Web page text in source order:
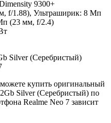
9300+
f/1.88), Ультраширик: 8 Мп
(23 мм, f/2.4)
купить оригинальный
Silver (Серебристый) по
Realme Neo 7 зависит